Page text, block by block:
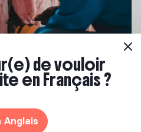
de vouloir
en Français ?
Anglais